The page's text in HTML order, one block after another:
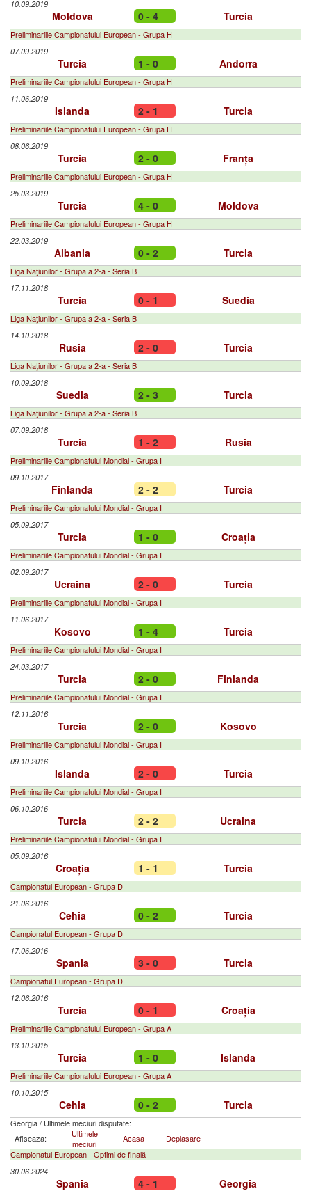
10.09.2019
Moldova 0 - 4 Turcia
Preliminariile Campionatului European - Grupa H
07.09.2019
Turcia 1 - 0 Andorra
Preliminariile Campionatului European - Grupa H
11.06.2019
Islanda 2 - 1 Turcia
Preliminariile Campionatului European - Grupa H
08.06.2019
Turcia 2 - 0 Franța
Preliminariile Campionatului European - Grupa H
25.03.2019
Turcia 4 - 0 Moldova
Preliminariile Campionatului European - Grupa H
22.03.2019
Albania 0 - 2 Turcia
Liga Naţiunilor - Grupa a 2-a - Seria B
17.11.2018
Turcia 0 - 1 Suedia
Liga Naţiunilor - Grupa a 2-a - Seria B
14.10.2018
Rusia 2 - 0 Turcia
Liga Naţiunilor - Grupa a 2-a - Seria B
10.09.2018
Suedia 2 - 3 Turcia
Liga Naţiunilor - Grupa a 2-a - Seria B
07.09.2018
Turcia 1 - 2 Rusia
Preliminariile Campionatului Mondial - Grupa I
09.10.2017
Finlanda 2 - 2 Turcia
Preliminariile Campionatului Mondial - Grupa I
05.09.2017
Turcia 1 - 0 Croația
Preliminariile Campionatului Mondial - Grupa I
02.09.2017
Ucraina 2 - 0 Turcia
Preliminariile Campionatului Mondial - Grupa I
11.06.2017
Kosovo 1 - 4 Turcia
Preliminariile Campionatului Mondial - Grupa I
24.03.2017
Turcia 2 - 0 Finlanda
Preliminariile Campionatului Mondial - Grupa I
12.11.2016
Turcia 2 - 0 Kosovo
Preliminariile Campionatului Mondial - Grupa I
09.10.2016
Islanda 2 - 0 Turcia
Preliminariile Campionatului Mondial - Grupa I
06.10.2016
Turcia 2 - 2 Ucraina
Preliminariile Campionatului Mondial - Grupa I
05.09.2016
Croația 1 - 1 Turcia
Campionatul European - Grupa D
21.06.2016
Cehia 0 - 2 Turcia
Campionatul European - Grupa D
17.06.2016
Spania 3 - 0 Turcia
Campionatul European - Grupa D
12.06.2016
Turcia 0 - 1 Croația
Preliminariile Campionatului European - Grupa A
13.10.2015
Turcia 1 - 0 Islanda
Preliminariile Campionatului European - Grupa A
10.10.2015
Cehia 0 - 2 Turcia
Georgia/ Ultimele meciuri disputate:
Afiseaza:
Ultimele
meciuri
Acasa
Deplasare
Campionatul European - Optimi de finală
30.06.2024
Spania 4 - 1 Georgia